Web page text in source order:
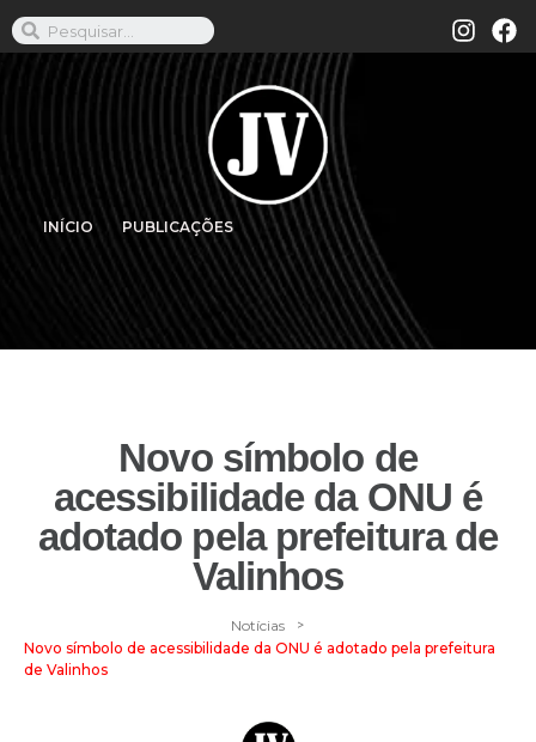
INÍCIO PUBLICAÇÕES
Novo símbolo de
acessibilidade da ONU é
adotado pela prefeitura de
Valinhos
Notícias >
Novo símbolo de acessibilidade da ONU é adotado pela prefeitura
de Valinhos